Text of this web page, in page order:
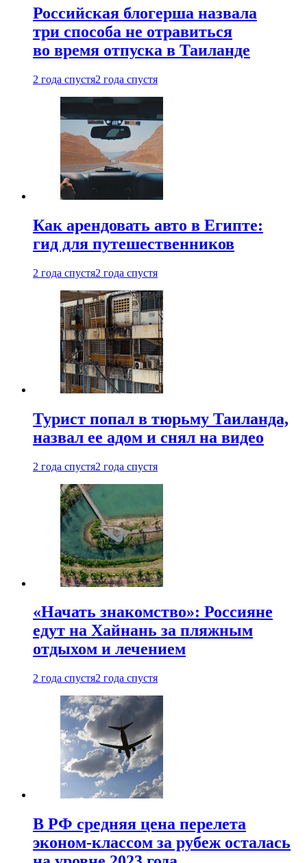
Российская блогерша назвала
три способа не отравиться
во время отпуска в Таиланде
2 года спустя2 года спустя
Как арендовать авто в Египте:
гид для путешественников
2 года спустя2 года спустя
Турист попал в тюрьму Таиланда,
назвал ее адом и снял на видео
2 года спустя2 года спустя
«Начать знакомство»: Россияне
едут на Хайнань за пляжным
отдыхом и лечением
2 года спустя2 года спустя
В РФ средняя цена перелета
эконом-классом за рубеж осталась